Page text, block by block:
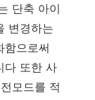
단축 아이
변경하는
함으로써
다 또한 사
모드를 적